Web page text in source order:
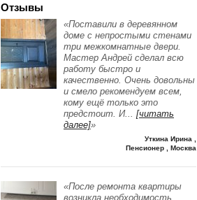
Отзывы
«Поставили в деревянном
доме с непростыми стенами
три межкомнатные двери.
Мастер Андрей сделал всю
работу быстро и
качественно. Очень довольны
и смело рекомендуем всем,
кому ещё только это
предстоит. И... [читать
далее]»
Уткина Ирина ,
Пенсионер , Москва
«После ремонта квартиры
возникла необходимость